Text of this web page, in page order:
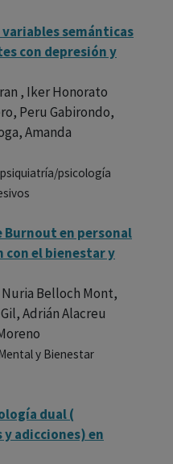
semánticas
con depresión y
, Iker Honorato
Peru Gabirondo,
Amanda
psicología
Burnout en personal
con el bienestar y
Belloch Mont,
Adrián Alacreu
y Bienestar
dual (
adicciones) en